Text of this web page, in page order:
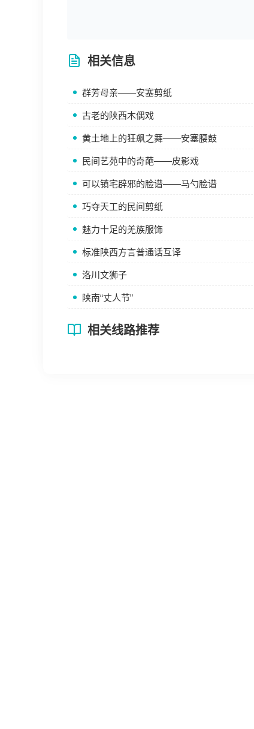
相关信息
群芳母亲——安塞剪纸
古老的陕西木偶戏
黄土地上的狂飙之舞——安塞腰鼓
民间艺苑中的奇葩——皮影戏
可以镇宅辟邪的脸谱——马勺脸谱
巧夺天工的民间剪纸
魅力十足的羌族服饰
标准陕西方言普通话互译
洛川文狮子
陕南“丈人节”
相关线路推荐